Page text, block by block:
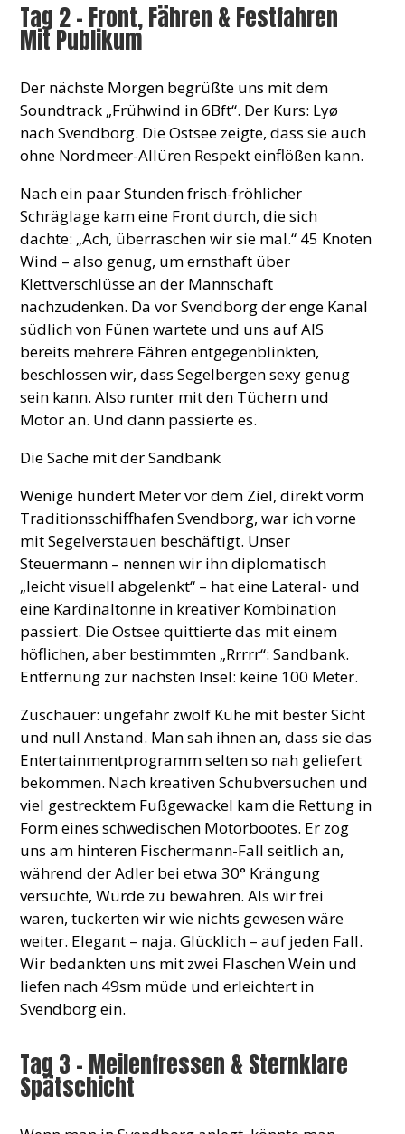
Tag 2 – Front, Fähren & Festfahren
Mit Publikum
Der nächste Morgen begrüßte uns mit dem
Soundtrack „Frühwind in 6Bft“. Der Kurs: Lyø
nach Svendborg. Die Ostsee zeigte, dass sie auch
ohne Nordmeer-Allüren Respekt einflößen kann.
Nach ein paar Stunden frisch-fröhlicher
Schräglage kam eine Front durch, die sich
dachte: „Ach, überraschen wir sie mal.“ 45 Knoten
Wind – also genug, um ernsthaft über
Klettverschlüsse an der Mannschaft
nachzudenken. Da vor Svendborg der enge Kanal
südlich von Fünen wartete und uns auf AIS
bereits mehrere Fähren entgegenblinkten,
beschlossen wir, dass Segelbergen sexy genug
sein kann. Also runter mit den Tüchern und
Motor an. Und dann passierte es.
Die Sache mit der Sandbank
Wenige hundert Meter vor dem Ziel, direkt vorm
Traditionsschiffhafen Svendborg, war ich vorne
mit Segelverstauen beschäftigt. Unser
Steuermann – nennen wir ihn diplomatisch
„leicht visuell abgelenkt“ – hat eine Lateral- und
eine Kardinaltonne in kreativer Kombination
passiert. Die Ostsee quittierte das mit einem
höflichen, aber bestimmten „Rrrrr“: Sandbank.
Entfernung zur nächsten Insel: keine 100 Meter.
Zuschauer: ungefähr zwölf Kühe mit bester Sicht
und null Anstand. Man sah ihnen an, dass sie das
Entertainmentprogramm selten so nah geliefert
bekommen. Nach kreativen Schubversuchen und
viel gestrecktem Fußgewackel kam die Rettung in
Form eines schwedischen Motorbootes. Er zog
uns am hinteren Fischermann-Fall seitlich an,
während der Adler bei etwa 30° Krängung
versuchte, Würde zu bewahren. Als wir frei
waren, tuckerten wir wie nichts gewesen wäre
weiter. Elegant – naja. Glücklich – auf jeden Fall.
Wir bedankten uns mit zwei Flaschen Wein und
liefen nach 49sm müde und erleichtert in
Svendborg ein.
Tag 3 – Meilenfressen & Sternklare
Spätschicht